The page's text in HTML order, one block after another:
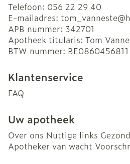
Telefoon: 056 22 29 40
E-mailadres: tom_vanneste@
APB nummer: 342701
Apotheek titularis: Tom
BTW nummer: BE0860456811
Klantenservice
FAQ
Uw apotheek
Over ons Nuttige links
Apotheker van wacht